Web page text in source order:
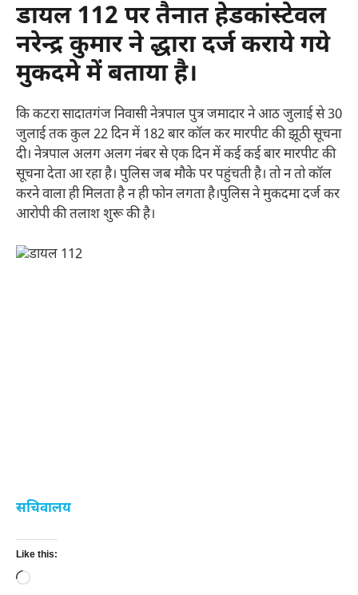
डायल 112 पर तैनात हेडकांस्टेवल
नरेन्द्र कुमार ने द्धारा दर्ज कराये गये
मुकदमे में बताया है।
कि कटरा सादातगंज निवासी नेत्रपाल पुत्र जमादार ने आठ जुलाई से 30
जुलाई तक कुल 22 दिन में 182 बार कॉल कर मारपीट की झूठी सूचना
दी। नेत्रपाल अलग अलग नंबर से एक दिन में कई कई बार मारपीट की
सूचना देता आ रहा है। पुलिस जब मौके पर पहुंचती है। तो न तो कॉल
करने वाला ही मिलता है न ही फोन लगता है।पुलिस ने मुकदमा दर्ज कर
आरोपी की तलाश शुरू की है।
सचिवालय
Like this:
Loading…